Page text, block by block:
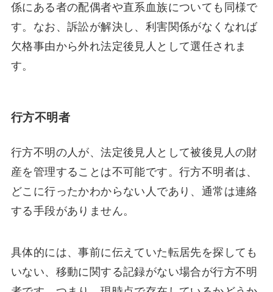
係にある者の配偶者や直系血族についても同様で
す。なお、訴訟が解決し、利害関係がなくなれば
欠格事由から外れ法定後見人として選任されま
す。
行方不明者
行方不明の人が、法定後見人として被後見人の財
産を管理することは不可能です。行方不明者は、
どこに行ったかわからない人であり、通常は連絡
する手段がありません。
具体的には、事前に伝えていた転居先を探しても
いない、移動に関する記録がない場合が行方不明